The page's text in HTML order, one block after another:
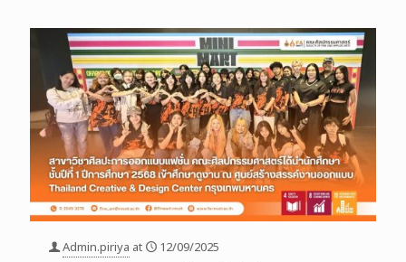
Admin.piriya at
12/09/2025